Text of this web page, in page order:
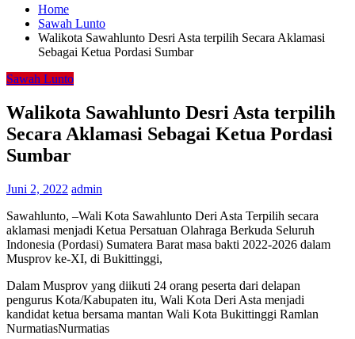
Home
Sawah Lunto
Walikota Sawahlunto Desri Asta terpilih Secara Aklamasi
Sebagai Ketua Pordasi Sumbar
Sawah Lunto
Walikota Sawahlunto Desri Asta terpilih
Secara Aklamasi Sebagai Ketua Pordasi
Sumbar
Juni 2, 2022 admin
Sawahlunto, –Wali Kota Sawahlunto Deri Asta Terpilih secara
aklamasi menjadi Ketua Persatuan Olahraga Berkuda Seluruh
Indonesia (Pordasi) Sumatera Barat masa bakti 2022-2026 dalam
Musprov ke-XI, di Bukittinggi,
Dalam Musprov yang diikuti 24 orang peserta dari delapan
pengurus Kota/Kabupaten itu, Wali Kota Deri Asta menjadi
kandidat ketua bersama mantan Wali Kota Bukittinggi Ramlan
NurmatiasNurmatias